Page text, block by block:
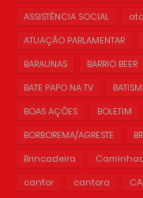
ASSISTÊNCIA SOCIAL
ATUAÇÃO PARLAMENTAR
BARAUNAS
BARRIO BEER
BATE PAPO NA TV
BOAS AÇÕES
BOLETIM
BORBOREMA/AGRESTE
Brincadeira
cantor
cantora